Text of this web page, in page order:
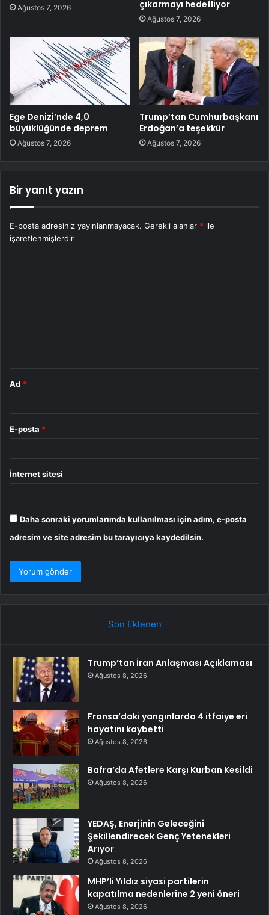
Ağustos 7, 2026 çıkarmayı hedefliyor
Ağustos 7, 2026
Ege Denizi’nde 4,0
büyüklüğünde deprem
Ağustos 7, 2026
Trump’tan Cumhurbaşkanı
Erdoğan’a teşekkür
Ağustos 7, 2026
Bir yanıt yazın
E-posta adresiniz yayınlanmayacak. Gerekli alanlar * ile
işaretlenmişlerdir
Ad *
E-posta *
İnternet sitesi
Daha sonraki yorumlarımda kullanılması için adım, e-posta
adresim ve site adresim bu tarayıcıya kaydedilsin.
Son Eklenen
Trump’tan İran Anlaşması Açıklaması
Ağustos 8, 2026
Fransa’daki yangınlarda 4 itfaiye eri
hayatını kaybetti
Ağustos 8, 2026
Bafra’da Afetlere Karşı Kurban Kesildi
Ağustos 8, 2026
YEDAŞ, Enerjinin Geleceğini
Şekillendirecek Genç Yetenekleri
Arıyor
Ağustos 8, 2026
MHP’li Yıldız siyasi partilerin
kapatılma nedenlerine 2 yeni öneri
Ağustos 8, 2026